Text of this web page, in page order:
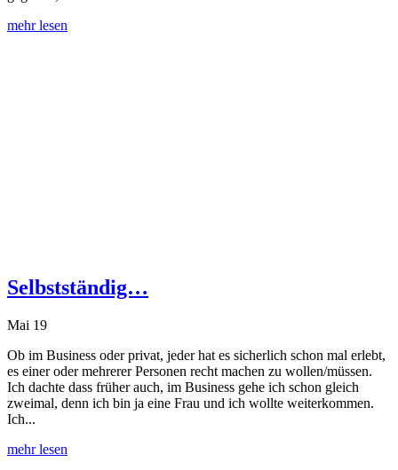
mehr lesen
Selbstständig…
Mai 19
Ob im Business oder privat, jeder hat es sicherlich schon mal erlebt,
es einer oder mehrerer Personen recht machen zu wollen/müssen.
Ich dachte dass früher auch, im Business gehe ich schon gleich
zweimal, denn ich bin ja eine Frau und ich wollte weiterkommen.
Ich...
mehr lesen